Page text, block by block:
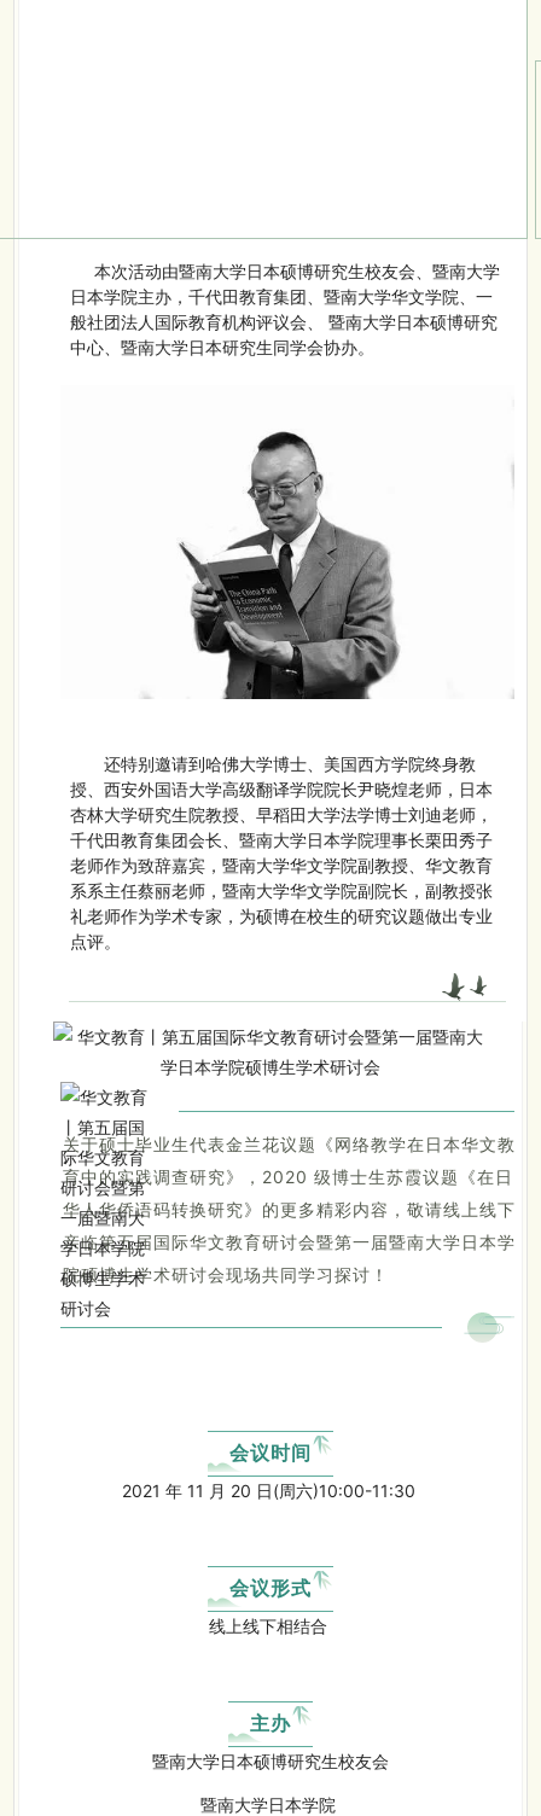
本次活动由暨南大学日本硕博研究生校友会、暨南大学
日本学院主办，千代田教育集团、暨南大学华文学院、一
般社团法人国际教育机构评议会、 暨南大学日本硕博研究
中心、暨南大学日本研究生同学会协办。
还特别邀请到哈佛大学博士、美国西方学院终身教
授、西安外国语大学高级翻译学院院长尹晓煌老师， 日本
杏林大学研究生院教授、早稻田大学法学博士刘迪老师，
千代田教育集团会长、暨南大学日本学院理事长栗田秀子
老师作为致辞嘉宾，暨南大学华文学院副教授、华文教育
系系主任蔡丽老师，暨南大学华文学院副院长，副教授张
礼老师作为学术专家，为硕博在校生的研究议题做出专业
点评。
关于硕士毕业生代表金兰花议题《网络教学在日本华文教
育中 的实践调查研究》，2020 级博士生苏霞议题《在日
华人华侨语码转换研究》的更多精彩内容，敬请线上线下
亲临第五届国际华文教育研讨会暨第一届暨南大学日本学
院硕博生学术研讨会现场共同学习探讨！
会议时间
2021 年 11 月 20 日(周六)10:00-11:30
会议形式
线上线下相结合
主办
暨南大学日本硕博研究生校友会
暨南大学日本学院